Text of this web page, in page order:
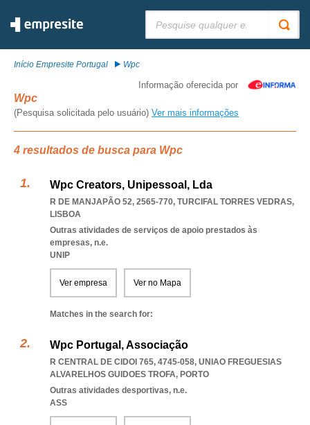
Início Empresite Portugal Wpc
Informação oferecida por
Wpc
(Pesquisa solicitada pelo usuário) Ver mais informações
4 resultados de busca para Wpc
Wpc Creators, Unipessoal, Lda
R DE MANJAPÃO 52, 2565-770, TURCIFAL TORRES VEDRAS,
LISBOA
Outras atividades de serviços de apoio prestados às
empresas, n.e.
UNIP
Ver empresa Ver no Mapa
Matches in the search for:
Wpc Portugal, Associação
R CENTRAL DE CIDOI 765, 4745-058, UNIAO FREGUESIAS
ALVARELHOS GUIDOES TROFA, PORTO
Outras atividades desportivas, n.e.
ASS